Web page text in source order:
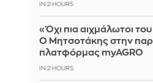
IN 2 HOURS
«Όχι πια αιχμάλωτοι
Ο Μητσοτάκης στην
πλατφόρμας myAGRO
IN 2 HOURS